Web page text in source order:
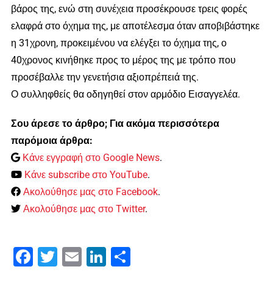
βάρος της, ενώ στη συνέχεια προσέκρουσε τρεις φορές
ελαφρά στο όχημα της, με αποτέλεσμα όταν αποβιβάστηκε
η 31χρονη, προκειμένου να ελέγξει το όχημα της, ο
40χρονος κινήθηκε προς το μέρος της με τρόπο που
προσέβαλλε την γενετήσια αξιοπρέπειά της.
Ο συλληφθείς θα οδηγηθεί στον αρμόδιο Εισαγγελέα.
Σου άρεσε το άρθρο; Για ακόμα περισσότερα
παρόμοια άρθρα:
Κάνε εγγραφή στο Google News.
Κάνε subscribe στο YouTube.
Ακολούθησε μας στο Facebook.
Ακολούθησε μας στο Twitter.
Facebook
Twitter Email LinkedIn